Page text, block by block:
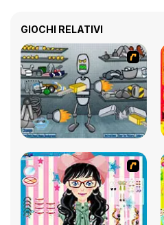
GIOCHI RELATIVI